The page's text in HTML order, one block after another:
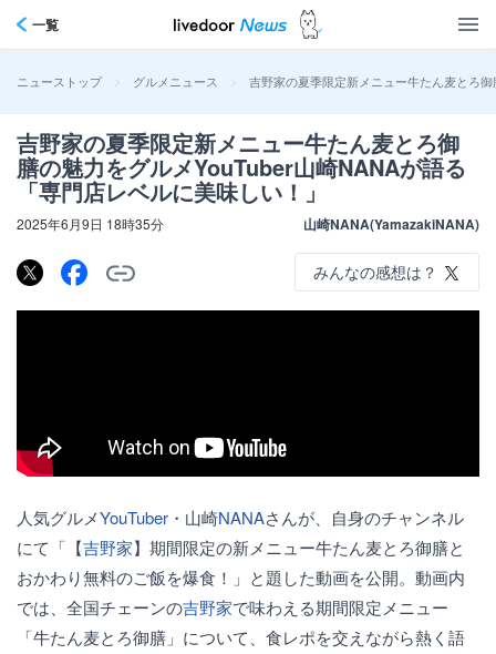
一覧
ニューストップ > グルメニュース > 吉野家の夏季限定新メニュー牛たん麦とろ
吉野家の夏季限定新メニュー牛たん麦とろ御
膳の魅力をグルメYouTuber山崎NANAが語る
「専門店レベルに美味しい！」
2025年6月9日 18時35分 山崎NANA(YamazakiNANA)
みんなの感想は？
人気グルメYouTuber ・山崎NANAさんが、自身のチャンネル
にて「【吉野家】期間限定の新メニュー牛たん麦とろ御膳と
おかわり無料のご飯を爆食！」と題した動画を公開。動画内
では、全国チェーンの吉野家で味わえる期間限定メニュー
「牛たん麦とろ御膳」について、食レポを交えながら熱く語